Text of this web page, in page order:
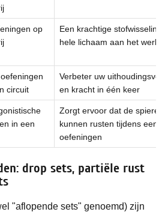
op
Een krachtige
hele lichaam aan het werk
circuit
Verbeter uw
en kracht in één keer
in een
Zorgt ervoor dat de
kunnen rusten tijdens een
oefeningen
drop sets, partiële rust
"aflopende sets" genoemd) zijn